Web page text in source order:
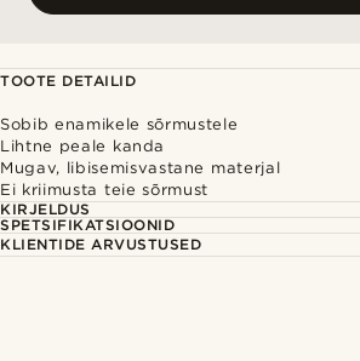
TOOTE DETAILID
Sobib enamikele sõrmustele
Lihtne peale kanda
Mugav, libisemisvastane materjal
Ei kriimusta teie sõrmust
KIRJELDUS
SPETSIFIKATSIOONID
KLIENTIDE ARVUSTUSED